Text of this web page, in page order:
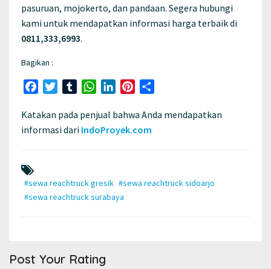
pasuruan, mojokerto, dan pandaan. Segera hubungi
kami untuk mendapatkan informasi harga terbaik di
0811,333,6993.
Bagikan :
FacebookTwitterTumblrWhatsAppLinkedInPinterest
Katakan pada penjual bahwa Anda mendapatkan
informasi dari IndoProyek.com
#sewa reachtruck gresik #sewa reachtruck sidoarjo
#sewa reachtruck surabaya
Post Your Rating